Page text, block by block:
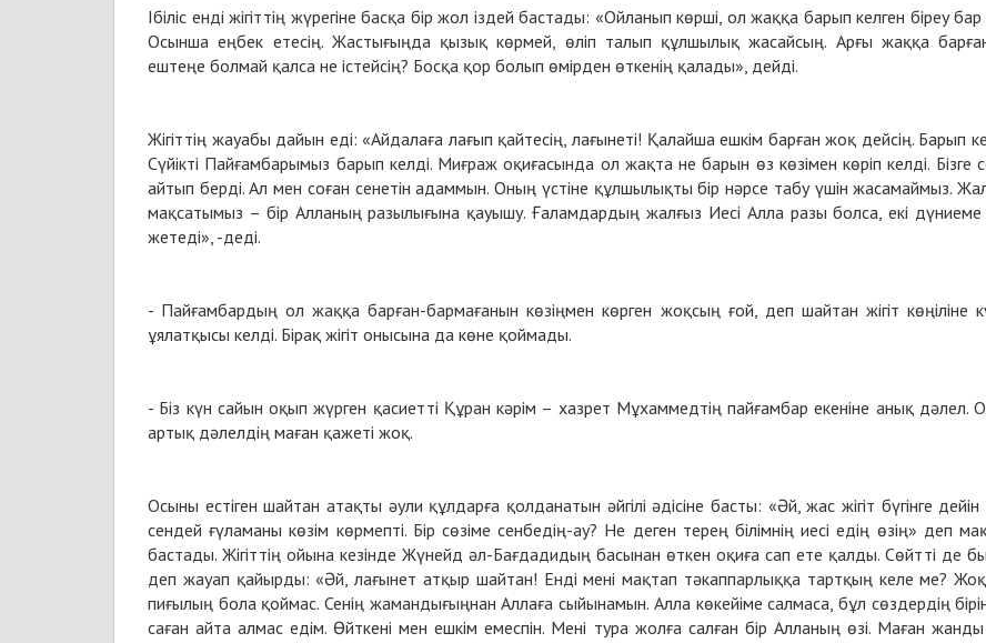
Ібіліс енді жігіттің жүрегіне басқа бір жол іздей бастады: «Ойланып көрші, ол жаққа барып келген біреу
Осынша еңбек етесің. Жастығыңда қызық көрмей, өліп талып құлшылық жасайсың. Арғы жаққа
ештеңе болмай қалса не істейсің? Босқа қор болып өмірден өткенің қалады», дейді.
Жігіттің жауабы дайын еді: «Айдалаға лағып қайтесің, лағынеті! Қалайша ешкім барған жоқ дейсің. Барып
Сүйікті Пайғамбарымыз барып келді. Миғраж оқиғасында ол жақта не барын өз көзімен көріп келді. Бізге
айтып берді. Ал мен соған сенетін адаммын. Оның үстіне құлшылықты бір нәрсе табу үшін жасамаймыз.
мақсатымыз – бір Алланың разылығына қауышу. Ғаламдардың жалғыз Иесі Алла разы болса, екі дүниеме
жетеді», -деді.
- Пайғамбардың ол жаққа барған-бармағанын көзіңмен көрген жоқсың ғой, деп шайтан жігіт көңіліне
ұялатқысы келді. Бірақ жігіт онысына да көне қоймады.
- Біз күн сайын оқып жүрген қасиетті Құран кәрім – хазрет Мұхаммедтің пайғамбар екеніне анық дәлел.
артық дәлелдің маған қажеті жоқ.
Осыны естіген шайтан атақты әули құлдарға қолданатын әйгілі әдісіне басты: «Әй, жас жігіт бүгінге
сендей ғүламаны көзім көрмепті. Бір сөзіме сенбедің-ау? Не деген терең білімнің иесі едің өзің» деп
бастады. Жігіттің ойына кезінде Жүнейд әл-Бағдадидың басынан өткен оқиға сап ете қалды. Сөйтті де
деп жауап қайырды: «Әй, лағынет атқыр шайтан! Енді мені мақтап тәкаппарлыққа тартқың келе ме?
пиғылың бола қоймас. Сенің жамандығыңнан Аллаға сыйынамын. Алла көкейіме салмаса, бұл сөздердің
саған айта алмас едім. Өйткені мен ешкім емеспін. Мені тура жолға салған бір Алланың өзі. Маған